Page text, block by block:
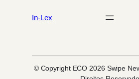
In-Lex
© Copyright ECO 2026 Swipe